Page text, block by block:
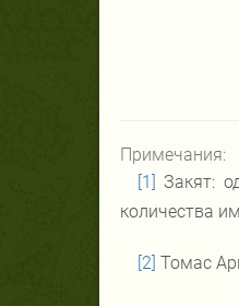
Примечания:
[1] Закят:
количества
[2] Томас